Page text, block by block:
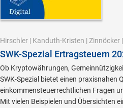
Hirschler | Kanduth-Kristen | Zinnöcker |
SWK-Spezial Ertragsteuern
Ob Kryptowährungen,
SWK-Spezial bietet einen praxisnahen
einkommensteuerrechtlichen Fragen
Mit vielen Beispielen und Übersichten